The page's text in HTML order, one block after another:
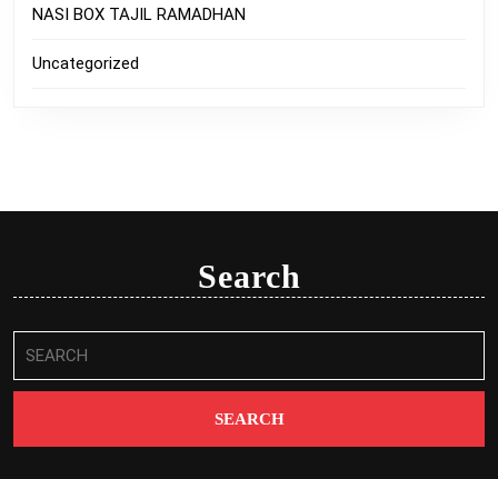
NASI BOX TAJIL RAMADHAN
Uncategorized
Search
for: